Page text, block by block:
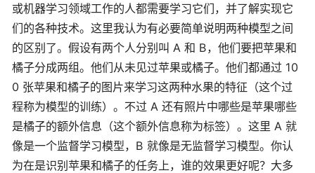
或机器学习领域工作的人都需要学习它们，并了解实现它
们的各种技术。这里我认为有必要简单说明两种模型之间
的区别了。假设有两个人分别叫 A 和 B，他们要把苹果和
橘子分成两组。他们从未见过苹果或橘子。他们都通过 10
0 张苹果和橘子的图片来学习这两种水果的特征（这个过
程称为模型的训练）。不过 A 还有照片中哪些是苹果哪些
是橘子的额外信息（这个额外信息称为标签）。这里 A 就
像是一个监督学习模型，B 就像是无监督学习模型。你认
为在是识别苹果和橘子的任务上，谁的效果更好呢？大多